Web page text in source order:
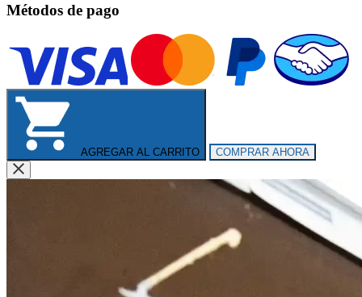
Métodos de pago
AGREGAR AL CARRITO COMPRAR AHORA